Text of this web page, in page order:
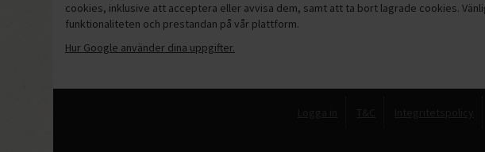
cookies, inklusive att acceptera eller avvisa dem, samt att ta bort lagrade cookies.
funktionaliteten och prestandan på vår plattform.
Hur Google använder dina uppgifter.